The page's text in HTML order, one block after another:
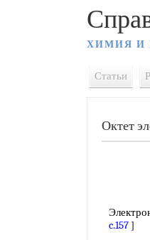
ХИМИЯ И
Статьи
Октет
c.157 ]